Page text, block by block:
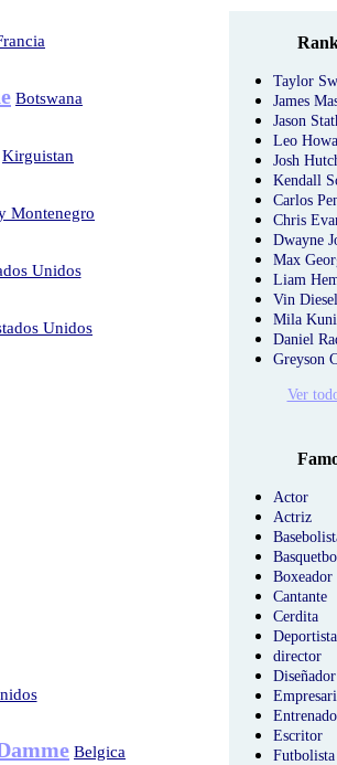
Botswana
Kirguistan
Montenegro
Unidos
Unidos
Belgica
Taylor
James
Jason
Leo
Josh
Kendall
Carlos
Chris
Dwayne
Max
Liam
Vin Diesel
Mila
Daniel
Greyson
Ver
Actor
Actriz
Boxeador
Cantante
Cerdita
Deportista
director
Escritor
Futbolista